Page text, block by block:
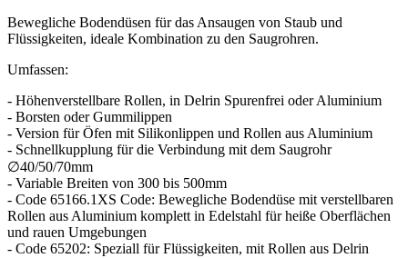
Bewegliche Bodendüsen für das Ansaugen von Staub und
Flüssigkeiten, ideale Kombination zu den Saugrohren.
Umfassen:
- Höhenverstellbare Rollen, in Delrin Spurenfrei oder Aluminium
- Borsten oder Gummilippen
- Version für Öfen mit Silikonlippen und Rollen aus Aluminium
- Schnellkupplung für die Verbindung mit dem Saugrohr
∅40/50/70mm
- Variable Breiten von 300 bis 500mm
- Code 65166.1XS Code: Bewegliche Bodendüse mit verstellbaren
Rollen aus Aluminium komplett in Edelstahl für heiße Oberflächen
und rauen Umgebungen
- Code 65202: Speziall für Flüssigkeiten, mit Rollen aus Delrin